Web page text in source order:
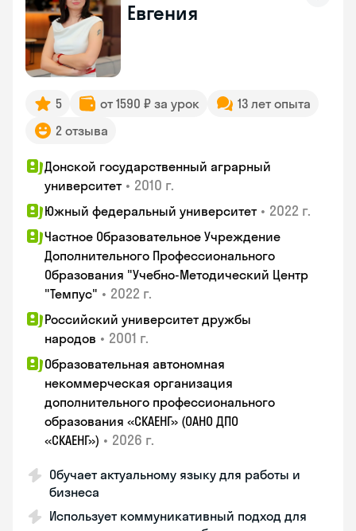
Евгения
5 от 1590 ₽ за урок
13 лет опыта
2 отзыва
Донской государственный аграрный
университет • 2010 г.
Южный федеральный университет • 2022 г.
Частное Образовательное Учреждение
Дополнительного Профессионального
Образования "Учебно-Методический Центр
"Темпус" • 2022 г.
Российский университет дружбы
народов • 2001 г.
Образовательная автономная
некоммерческая организация
дополнительного профессионального
образования «СКАЕНГ» (ОАНО ДПО
«СКАЕНГ») • 2026 г.
Обучает актуальному языку для работы и
бизнеса
Использует коммуникативный подход для